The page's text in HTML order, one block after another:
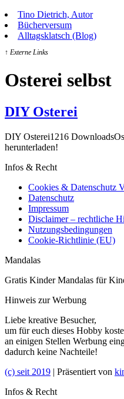
Tino Dietrich, Autor
Bücherversum
Alltagsklatsch (Blog)
↑ Externe Links
Osterei selbst
DIY Osterei
DIY Osterei1216
herunterladen!
Infos & Recht
Cookies & Datenschutz
Datenschutz
Impressum
Disclaimer – rechtliche
Nutzungsbedingungen
Cookie-Richtlinie (EU)
Mandalas
Gratis Kinder Mandalas für
Hinweis zur Werbung
Liebe kreative Besucher,
um für euch dieses Hobby
an einigen Stellen Werbung
dadurch keine Nachteile!
(c) seit 2019 | Präsentiert von
Infos & Recht